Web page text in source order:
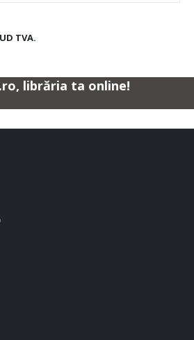
TVA.
librăria ta online!